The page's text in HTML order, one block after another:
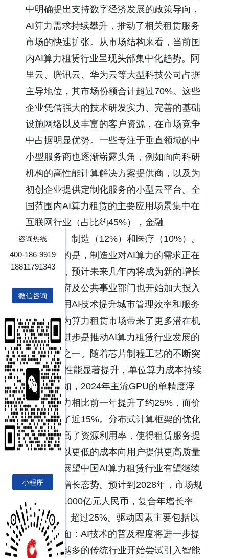
中明确提出支持数字经济发展的政策导向，
AI算力需求持续攀升，推动了相关租赁服务
市场的快速扩张。从市场结构来看，当前国
内AI算力租赁行业呈现头部集中化趋势。阿
里云、腾讯云、华为云等大型科技公司占据
主导地位，其市场份额合计超过70%。这些
企业凭借强大的技术研发实力、完善的基础
设施网络以及丰富的客户资源，在市场竞争
中占据明显优势。一些专注于垂直领域的中
小型服务商也逐渐崭露头角，例如面向科研
机构的高性能计算解决方案提供商，以及为
初创企业提供定制化服务的小型云平台。全
国范围内AI算力租赁的主要应用场景集中在
互联网行业（占比约45%），金融
（15%）、制造（12%）和医疗（10%）。
值得注意的是，制造业对AI算力的需求正在
迅速增加，预计未来几年内将成为新的增长
引擎。政府及公共事业部门也开始加大投入
力度，利用AI技术提升城市管理效率和服务
水平，这为算力租赁市场带来了更多潜在机
会。技术进步是推动AI算力租赁行业发展的
重要动力之一。随着芯片制程工艺的不断突
破，GPU性能显著提升，单位算力成本持续
下降。例如，2024年主流GPU的单精度浮
点运算能力相比前一年提升了约25%，而价
格却下降了近15%。分布式计算框架的优化
进一步提高了资源利用率，使得租赁服务提
供商能够以更低的成本向用户提供更高质量
的服务。展望中国AI算力租赁行业有望继续
保持高速增长态势。预计到2028年，市场规
模将突破1000亿元人民币，复合年增长率
（CAGR）超过25%。驱动因素主要包括以
下几个方面：AI技术的普及程度将进一步提
高，越来越多的传统行业开始尝试引入智能
咨询热线
400-186-9919
18811791343
微信咨询
小程序